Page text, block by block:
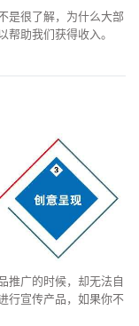
是很了解，为什么大部
助我们获得收入。
推广的时候，却无法自
行宣传产品，如果你不